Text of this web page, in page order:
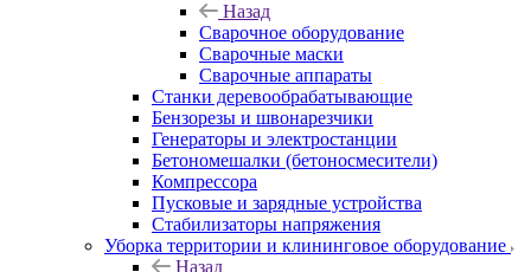
Назад
Сварочное оборудование
Сварочные маски
Сварочные аппараты
Станки деревообрабатывающие
Бензорезы и швонарезчики
Генераторы и электростанции
Бетономешалки (бетоносмесители)
Компрессора
Пусковые и зарядные устройства
Стабилизаторы напряжения
Уборка территории и клининговое оборудование
Назад